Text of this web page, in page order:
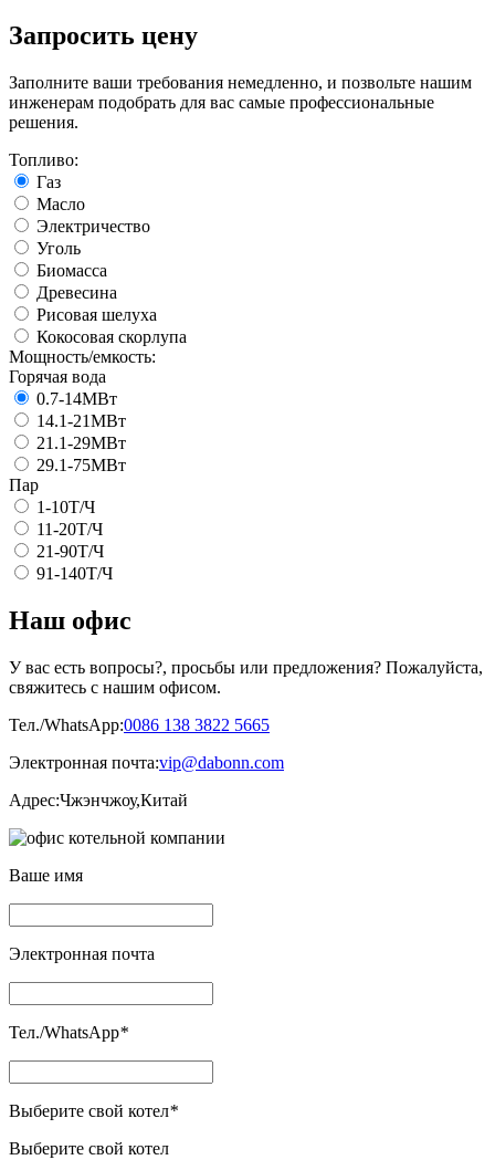
Запросить цену
Заполните ваши требования немедленно, и позвольте нашим
инженерам подобрать для вас самые профессиональные
решения.
Топливо:
Газ
Масло
Электричество
Уголь
Биомасса
Древесина
Рисовая шелуха
Кокосовая скорлупа
Мощность/емкость:
Горячая вода
0.7-14МВт
14.1-21МВт
21.1-29МВт
29.1-75МВт
Пар
1-10Т/Ч
11-20Т/Ч
21-90Т/Ч
91-140Т/Ч
Наш офис
У вас есть вопросы?, просьбы или предложения? Пожалуйста,
свяжитесь с нашим офисом.
Тел./WhatsApp:0086 138 3822 5665
Электронная почта:vip@dabonn.com
Адрес:Чжэнчжоу,Китай
Ваше имя
Электронная почта
Тел./WhatsApp*
Выберите свой котел*
Выберите свой котел